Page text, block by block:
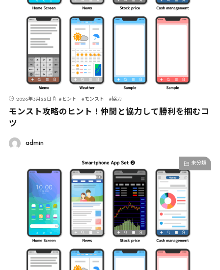
2026年3月22日 #ヒント #モンスト #協力
モンスト攻略のヒント！仲間と協力して勝利を掴むコ
ツ
admin
未分類